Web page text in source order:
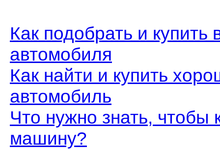
Как подобрать и купить
автомобиля
Как найти и купить
автомобиль
Что нужно знать, чтобы
машину?